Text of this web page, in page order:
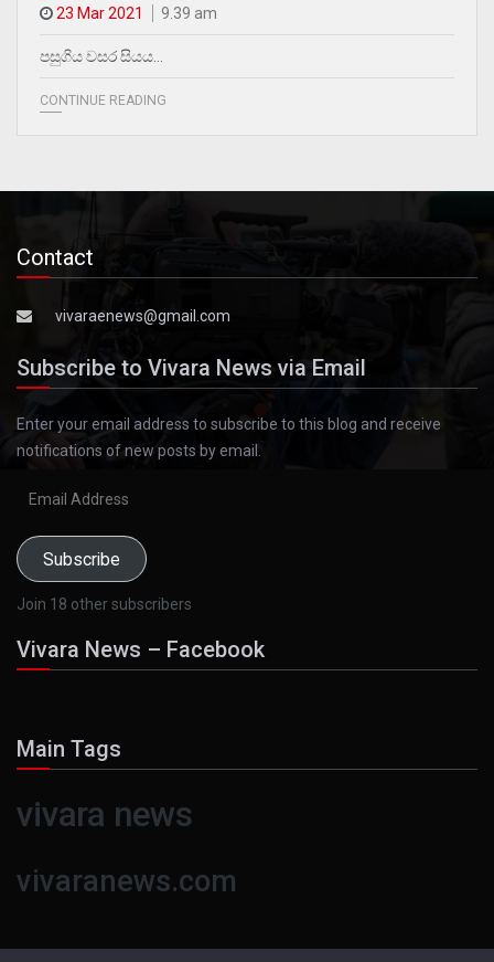
23 Mar 2021 9.39 am
පසුගිය වසර සියය…
CONTINUE READING
Contact
vivaraenews@gmail.com
Subscribe to Vivara News via Email
Enter your email address to subscribe to this blog and receive
notifications of new posts by email.
Subscribe
Join 18 other subscribers
Vivara News – Facebook
Main Tags
vivara news
vivaranews.com